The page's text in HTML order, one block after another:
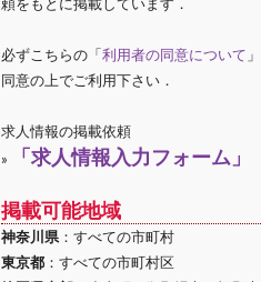
必ずこちらの「利用者の同意について
同意の上でご利用下さい．
求人情報の掲載依頼
»
「求人情報入力フォーム」
掲載可能地域
神奈川県 ：すべての市町村
東京都 ：すべての市町村区